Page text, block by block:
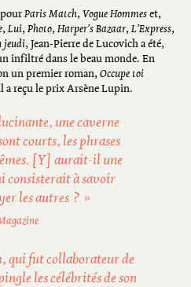
Paris Match, Vogue Hommes et,
, Lui, Photo, Harper’s Bazaar, L’Express,
jeudi, Jean-Pierre de Lucovich a été,
infiltré dans le beau monde. En
un premier roman, Occupe toi
a reçu le prix Arsène Lupin.
une caverne
courts, les phrases
[Y] aurait-il une
consisterait à savoir
les autres ? »
qui fut collaborateur de
les célébrités de son